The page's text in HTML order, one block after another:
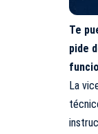
Te
pide
La